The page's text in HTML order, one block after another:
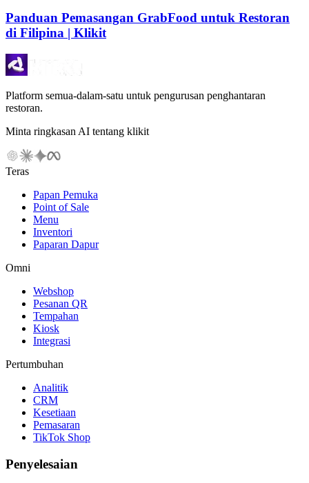
Panduan Pemasangan GrabFood untuk Restoran
di Filipina | Klikit
Platform semua-dalam-satu untuk pengurusan penghantaran
restoran.
Minta ringkasan AI tentang klikit
Teras
Papan Pemuka
Point of Sale
Menu
Inventori
Paparan Dapur
Omni
Webshop
Pesanan QR
Tempahan
Kiosk
Integrasi
Pertumbuhan
Analitik
CRM
Kesetiaan
Pemasaran
TikTok Shop
Penyelesaian